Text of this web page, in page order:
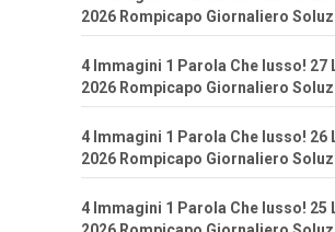
2026 Rompicapo Giornaliero
4 Immagini 1 Parola Che lusso! 27
2026 Rompicapo Giornaliero
4 Immagini 1 Parola Che lusso! 26
2026 Rompicapo Giornaliero
4 Immagini 1 Parola Che lusso! 25